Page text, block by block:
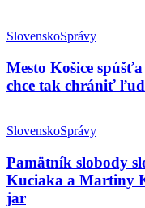
SlovenskoSprávy
Mesto Košice
chce tak chrániť
SlovenskoSprávy
Pamätník slobody
Kuciaka a Martiny
jar